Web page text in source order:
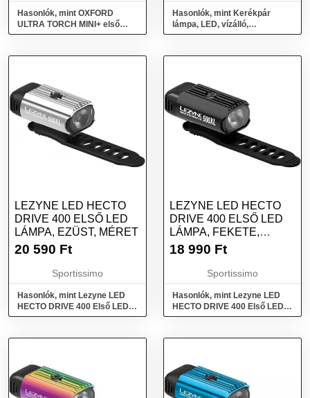
Hasonlók, mint OXFORD
ULTRA TORCH MINI+ első
kerékpárlámpa, (USB töltés,
Hasonlók, mint Kerékpár
lámpa, LED, vízálló,
univerzális modell 5 Led elől 9
LEZYNE LED HECTO
DRIVE 400 ELSŐ LED
LÁMPA, EZÜST, MÉRET
20 590 Ft
Sportissimo
Hasonlók, mint Lezyne LED
HECTO DRIVE 400 Első LED
lámpa, ezüst, méret
LEZYNE LED HECTO
DRIVE 400 ELSŐ LED
LÁMPA, FEKETE,
MÉRET
18 990 Ft
Sportissimo
Hasonlók, mint Lezyne LED
HECTO DRIVE 400 Első LED
lámpa, fekete, méret